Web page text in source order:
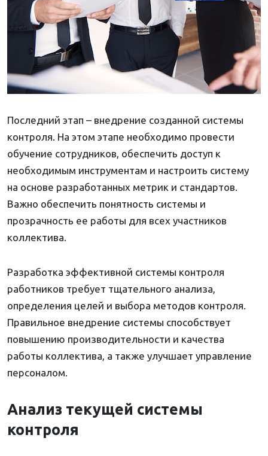
Последний этап – внедрение созданной системы
контроля. На этом этапе необходимо провести
обучение сотрудников, обеспечить доступ к
необходимым инструментам и настроить систему
на основе разработанных метрик и стандартов.
Важно обеспечить понятность системы и
прозрачность ее работы для всех участников
коллектива.
Разработка эффективной системы контроля
работников требует тщательного анализа,
определения целей и выбора методов контроля.
Правильное внедрение системы способствует
повышению производительности и качества
работы коллектива, а также улучшает управление
персоналом.
Анализ текущей системы
контроля